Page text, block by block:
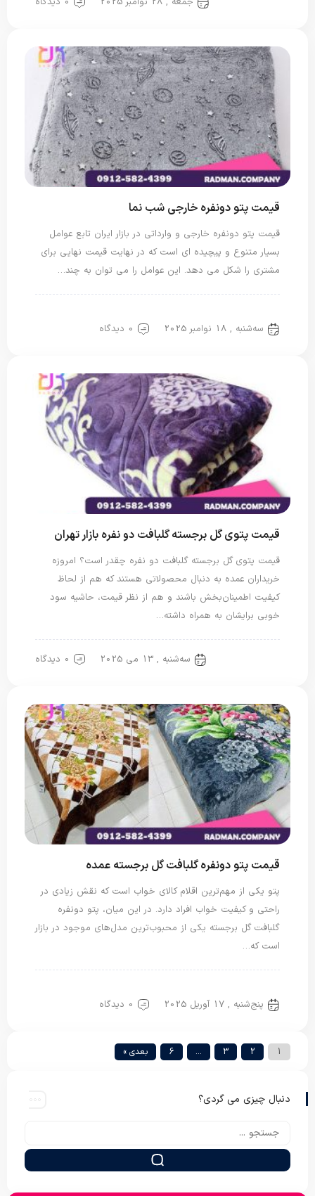
قیمت پتو دونفره خارجی شب نما
قیمت پتو دونفره خارجی و وارداتی در بازار ایران تابع عوامل
بسیار متنوع و پیچیده ای است که در نهایت قیمت نهایی برای
مشتری را شکل می دهد. این عوامل را می توان به چند…
سه‌شنبه , 18 نوامبر 2025 0 دیدگاه
قیمت پتوی گل برجسته گلبافت دو نفره بازار تهران
قیمت پتوی گل برجسته گلبافت دو نفره چقدر است؟ امروزه
خریداران عمده به دنبال محصولاتی هستند که هم از لحاظ
کیفیت اطمینان‌بخش باشند و هم از نظر قیمت، حاشیه سود
خوبی برایشان به همراه داشته…
سه‌شنبه , 13 می 2025 0 دیدگاه
قیمت پتو دونفره گلبافت گل برجسته عمده
پتو یکی از مهم‌ترین اقلام کالای خواب است که نقش زیادی در
راحتی و کیفیت خواب افراد دارد. در این میان، پتو دونفره
گلبافت گل برجسته یکی از محبوب‌ترین مدل‌های موجود در بازار
است که…
پنج‌شنبه , 17 آوریل 2025 0 دیدگاه
1
2
3
…
6 بعدی »
دنبال چیزی می گردی؟